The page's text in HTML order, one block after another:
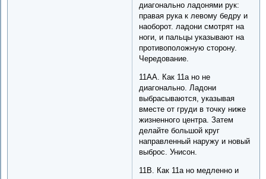
диагонально ладонями рук:
правая рука к левому бедру и
наоборот. ладони смотрят на
ноги, и пальцы указывают на
противоположную сторону.
Чередование.
11AA. Как 11a но не
диагонально. Ладони
выбрасываются, указывая
вместе от груди в точку ниже
жизненного центра. Затем
делайте большой круг
направленный наружу и новый
выброс. Унисон.
11B. Как 11a но медленно и